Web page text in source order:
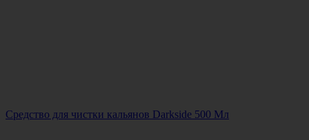
Средство для чистки кальянов Darkside 500 Мл